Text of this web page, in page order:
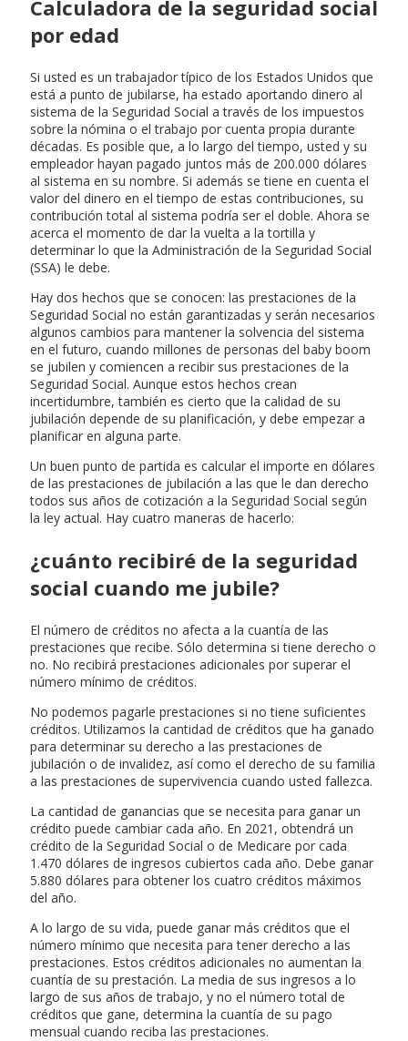
Calculadora de la seguridad social
por edad
Si usted es un trabajador típico de los Estados Unidos que
está a punto de jubilarse, ha estado aportando dinero al
sistema de la Seguridad Social a través de los impuestos
sobre la nómina o el trabajo por cuenta propia durante
décadas. Es posible que, a lo largo del tiempo, usted y su
empleador hayan pagado juntos más de 200.000 dólares
al sistema en su nombre. Si además se tiene en cuenta el
valor del dinero en el tiempo de estas contribuciones, su
contribución total al sistema podría ser el doble. Ahora se
acerca el momento de dar la vuelta a la tortilla y
determinar lo que la Administración de la Seguridad Social
(SSA) le debe.
Hay dos hechos que se conocen: las prestaciones de la
Seguridad Social no están garantizadas y serán necesarios
algunos cambios para mantener la solvencia del sistema
en el futuro, cuando millones de personas del baby boom
se jubilen y comiencen a recibir sus prestaciones de la
Seguridad Social. Aunque estos hechos crean
incertidumbre, también es cierto que la calidad de su
jubilación depende de su planificación, y debe empezar a
planificar en alguna parte.
Un buen punto de partida es calcular el importe en dólares
de las prestaciones de jubilación a las que le dan derecho
todos sus años de cotización a la Seguridad Social según
la ley actual. Hay cuatro maneras de hacerlo:
¿cuánto recibiré de la seguridad
social cuando me jubile?
El número de créditos no afecta a la cuantía de las
prestaciones que recibe. Sólo determina si tiene derecho o
no. No recibirá prestaciones adicionales por superar el
número mínimo de créditos.
No podemos pagarle prestaciones si no tiene suficientes
créditos. Utilizamos la cantidad de créditos que ha ganado
para determinar su derecho a las prestaciones de
jubilación o de invalidez, así como el derecho de su familia
a las prestaciones de supervivencia cuando usted fallezca.
La cantidad de ganancias que se necesita para ganar un
crédito puede cambiar cada año. En 2021, obtendrá un
crédito de la Seguridad Social o de Medicare por cada
1.470 dólares de ingresos cubiertos cada año. Debe ganar
5.880 dólares para obtener los cuatro créditos máximos
del año.
A lo largo de su vida, puede ganar más créditos que el
número mínimo que necesita para tener derecho a las
prestaciones. Estos créditos adicionales no aumentan la
cuantía de su prestación. La media de sus ingresos a lo
largo de sus años de trabajo, y no el número total de
créditos que gane, determina la cuantía de su pago
mensual cuando reciba las prestaciones.